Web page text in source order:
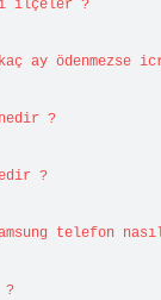
ilçeler ?
kaç ay ödenmezse
?
?
telefon
?